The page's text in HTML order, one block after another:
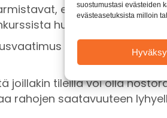
suostumustasi evästeiden
evästeasetuksista milloin
Hyväksy
että rahasi ovat
huolimatta.
voi vaihdella
joillakin tileillä voi olla
rahojen saatavuuteen